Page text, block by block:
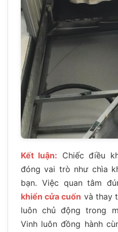
Kết luận: Chiếc điều
đóng vai trò như chìa
bạn. Việc quan tâm
khiển cửa cuốn và thay
luôn chủ động trong
Vinh luôn đồng hành